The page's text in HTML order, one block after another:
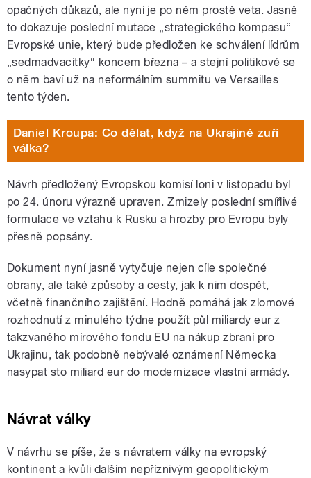
opačných důkazů, ale nyní je po něm prostě veta. Jasně
to dokazuje poslední mutace „strategického kompasu“
Evropské unie, který bude předložen ke schválení lídrům
„sedmadvacítky“ koncem března – a stejní politikové se
o něm baví už na neformálním summitu ve Versailles
tento týden.
Daniel Kroupa: Co dělat, když na Ukrajině zuří
válka?
Návrh předložený Evropskou komisí loni v listopadu byl
po 24. únoru výrazně upraven. Zmizely poslední smířlivé
formulace ve vztahu k Rusku a hrozby pro Evropu byly
přesně popsány.
Dokument nyní jasně vytyčuje nejen cíle společné
obrany, ale také způsoby a cesty, jak k nim dospět,
včetně finančního zajištění. Hodně pomáhá jak zlomové
rozhodnutí z minulého týdne použít půl miliardy eur z
takzvaného mírového fondu EU na nákup zbraní pro
Ukrajinu, tak podobně nebývalé oznámení Německa
nasypat sto miliard eur do modernizace vlastní armády.
Návrat války
V návrhu se píše, že s návratem války na evropský
kontinent a kvůli dalším nepříznivým geopolitickým